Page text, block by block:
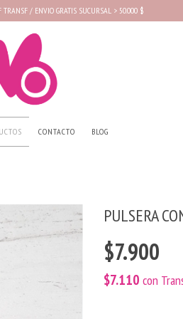
/ ENVIO GRATIS SUCURSAL > 50.000 $
CONTACTO BLOG
PULSERA
$7.900
$7.110con